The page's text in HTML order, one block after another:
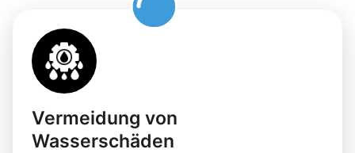
Vermeidung von
Wasserschäden